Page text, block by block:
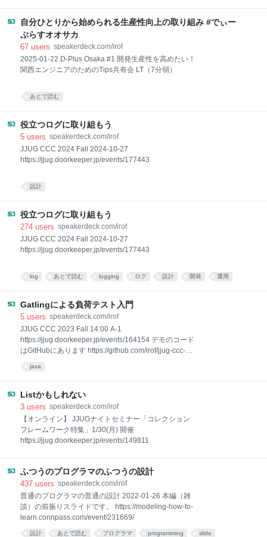
自分ひとりから始められる生産性向上の取り組み #でぃー
ぷらすオオサカ
67 users speakerdeck.com/irof
2025-01-22 D-Plus Osaka #1 開発生産性を高めたい！
関西エンジニアのためのTips共有会 LT（7分弱）
あとで読む
役立つログに取り組もう
5 users speakerdeck.com/irof
JJUG CCC 2024 Fall 2024-10-27
https://jjug.doorkeeper.jp/events/177443
設計
役立つログに取り組もう
274 users speakerdeck.com/irof
JJUG CCC 2024 Fall 2024-10-27
https://jjug.doorkeeper.jp/events/177443
log あとで読む logging ログ 設計 開発 運用
Gatlingによる負荷テスト入門
5 users speakerdeck.com/irof
JJUG CCC 2023 Fall 14:00 A-1
https://jjug.doorkeeper.jp/events/164154 デモのコード
はGitHubにあります https://github.com/irof/jjug-ccc-
java
Listかもしれない
3 users speakerdeck.com/irof
【オンライン】 JJUGナイトセミナー「コレクション
フレームワーク特集」1/30(月) 開催
https://jjug.doorkeeper.jp/events/149811
ふつうのプログラマのふつうの設計
437 users speakerdeck.com/irof
普通のプログラマの普通の設計 2022-01-26 本編（雑
談）の前振りスライドです。 https://modeling-how-to-
learn.connpass.com/event/231669/
設計 あとで読む プログラマ programming slide